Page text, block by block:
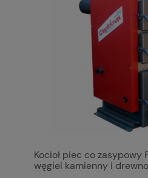
Kocioł piec co zasypowy
węgiel kamienny i